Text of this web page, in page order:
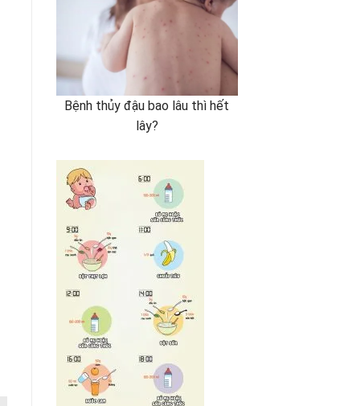
Bệnh thủy đậu bao lâu thì hết
lây?